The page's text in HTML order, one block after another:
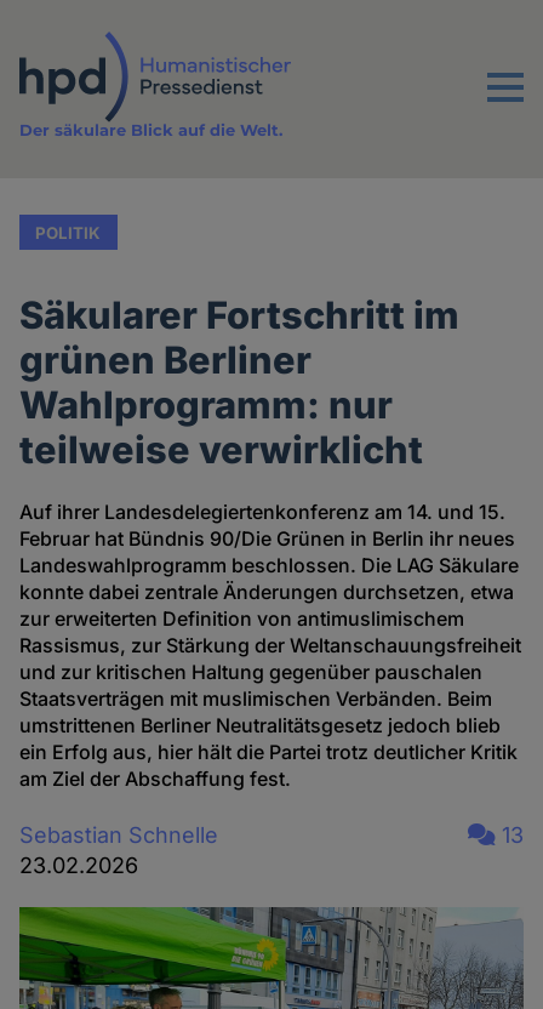
Inhalt
Menu
Der säkulare Blick auf die Welt.
POLITIK
Säkularer Fortschritt im
grünen Berliner
Wahlprogramm: nur
teilweise verwirklicht
Auf ihrer Landesdelegiertenkonferenz am 14. und 15.
Februar hat Bündnis 90/Die Grünen in Berlin ihr neues
Landeswahlprogramm beschlossen. Die LAG Säkulare
konnte dabei zentrale Änderungen durchsetzen, etwa
zur erweiterten Definition von antimuslimischem
Rassismus, zur Stärkung der Weltanschauungsfreiheit
und zur kritischen Haltung gegenüber pauschalen
Staatsverträgen mit muslimischen Verbänden. Beim
umstrittenen Berliner Neutralitätsgesetz jedoch blieb
ein Erfolg aus, hier hält die Partei trotz deutlicher Kritik
am Ziel der Abschaffung fest.
Sebastian Schnelle
23.02.2026
13